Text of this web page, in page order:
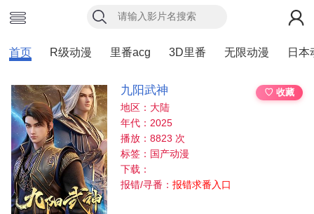
首页 R级动漫 里番acg 3D里番 无限动漫 日本
九阳武神
♡ 收藏
地区：大陆
年代：2025
播放：8823 次
标签：国产动漫
下载：
报错/寻番：报错求番入口